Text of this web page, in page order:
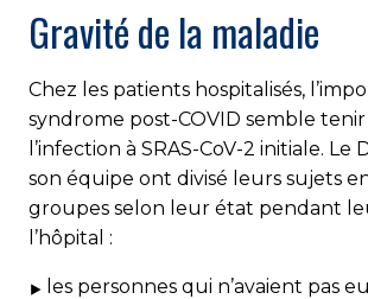
Gravité de la maladie
Chez les patients hospitalisés,
syndrome post-COVID semble
l’infection à SRAS-CoV-2 initiale. Le
son équipe ont divisé leurs sujets
groupes selon leur état pendant
l’hôpital :
les personnes qui n’avaient pas